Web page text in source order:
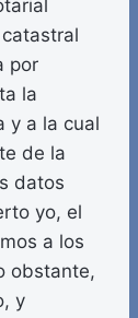
por
la
y a la cual
de la
datos
yo, el
a los
obstante,
y